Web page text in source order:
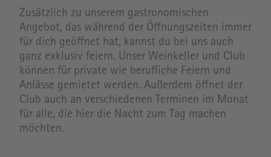
Zusätzlich zu unserem gastronomischen
Angebot, das während der Öffnungszeiten immer
für dich geöffnet hat, kannst du bei uns auch
ganz exklusiv feiern. Unser Weinkeller und Club
können für private wie berufliche Feiern und
Anlässe gemietet werden. Außerdem öffnet der
Club auch an verschiedenen Terminen im Monat
für alle, die hier die Nacht zum Tag machen
möchten.